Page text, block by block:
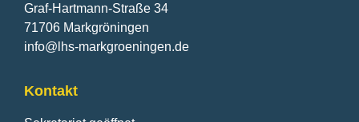
Graf-Hartmann-Straße 34
71706 Markgröningen
info@lhs-markgroeningen.de
Kontakt